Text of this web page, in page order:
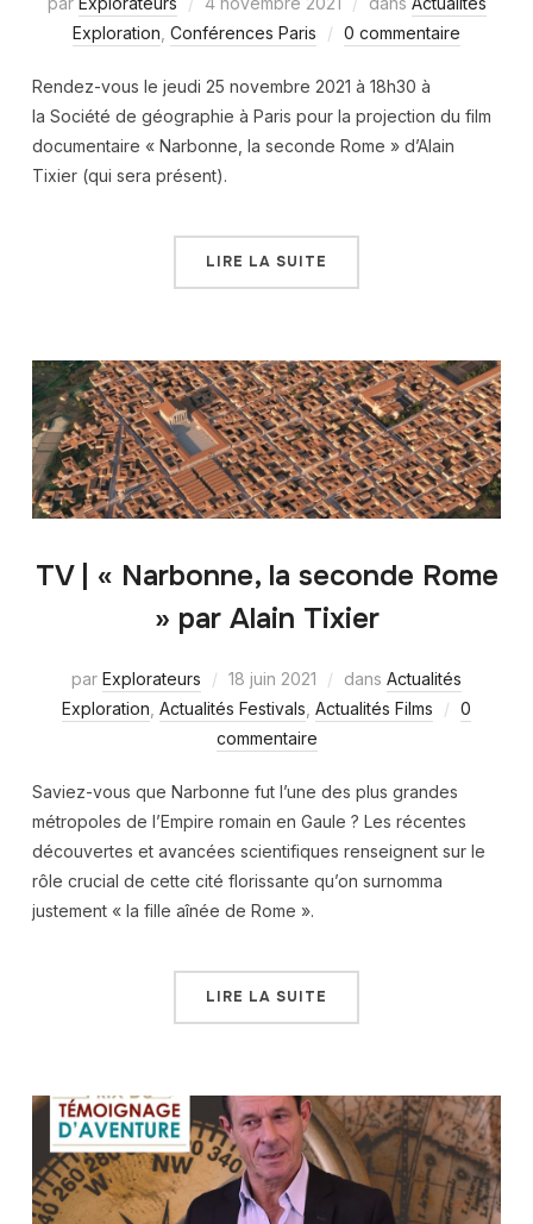
Exploration Conférences Paris 0 commentaire
Rendez-vous le jeudi 25 novembre 2021 à 18h30 à
la Société de géographie à Paris pour la projection du film
documentaire « Narbonne, la seconde Rome » d’Alain
Tixier (qui sera présent).
LIRE LA SUITE
TV | « Narbonne, la seconde Rome
» par Alain Tixier
par Explorateurs 18 juin 2021 dans Actualités
Exploration Actualités Festivals Actualités Films
0
commentaire
Saviez-vous que Narbonne fut l’une des plus grandes
métropoles de l’Empire romain en Gaule ? Les récentes
découvertes et avancées scientifiques renseignent sur le
rôle crucial de cette cité florissante qu’on surnomma
justement « la fille aînée de Rome ».
LIRE LA SUITE